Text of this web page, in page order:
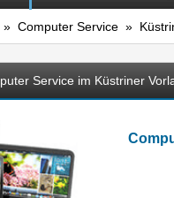
» Computer Service »
Service im Küstriner